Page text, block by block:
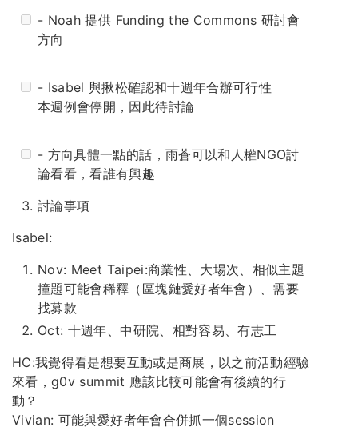
- Noah 提供 Funding the Commons 研討會
方向
- Isabel 與揪松確認和十週年合辦可行性
本週例會停開，因此待討論
- 方向具體一點的話，雨蒼可以和人權NGO討
論看看，看誰有興趣
討論事項
Isabel:
Nov: Meet Taipei:商業性、大場次、相似主題
撞題可能會稀釋（區塊鏈愛好者年會）、需要
找募款
Oct: 十週年、中研院、相對容易、有志工
HC:我覺得看是想要互動或是商展，以之前活動經驗
來看，g0v summit 應該比較可能會有後續的行
動？
Vivian: 可能與愛好者年會合併抓一個session